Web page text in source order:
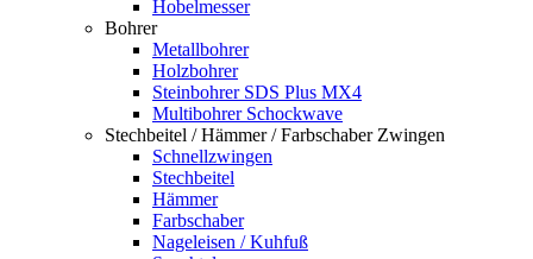
Hobelmesser
Bohrer
Metallbohrer
Holzbohrer
Steinbohrer SDS Plus MX4
Multibohrer Schockwave
Stechbeitel / Hämmer / Farbschaber Zwingen
Schnellzwingen
Stechbeitel
Hämmer
Farbschaber
Nageleisen / Kuhfuß